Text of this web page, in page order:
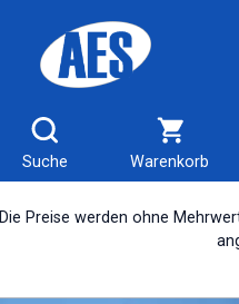
Suche Warenkorb
Die Preise werden ohne